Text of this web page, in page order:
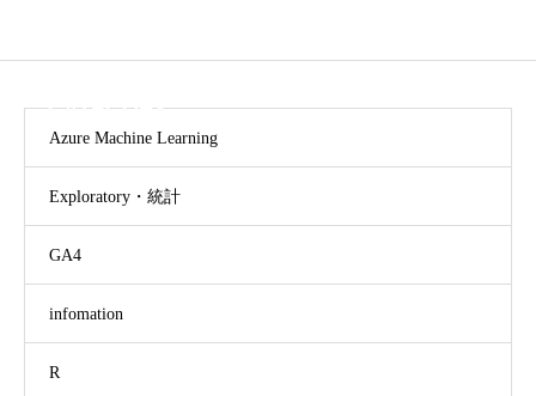
CATEGORY
Azure Machine Learning
Exploratory・統計
GA4
infomation
R